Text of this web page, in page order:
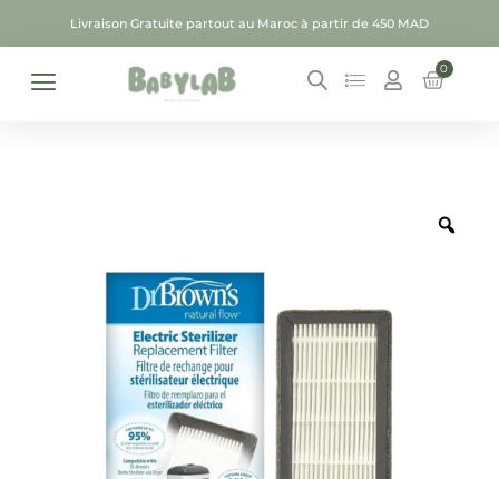
Livraison Gratuite partout au Maroc à partir de 450 MAD
0